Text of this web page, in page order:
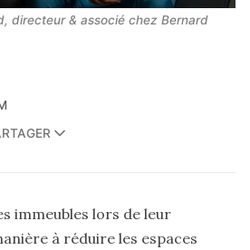
directeur & associé chez Bernard
immeubles lors de leur
à réduire les espaces